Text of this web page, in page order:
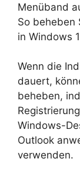
Menüband
So beheben
in Windows
Wenn die
dauert,
beheben,
Windows-
Outlook
verwenden.